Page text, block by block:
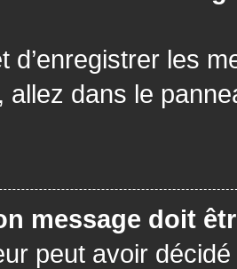
d’enregistrer les
allez dans le
message doit
peut avoir